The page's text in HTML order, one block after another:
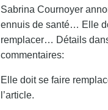
Sabrina Cournoyer
ennuis de santé… Elle
remplacer… Détails
commentaires:
Elle doit se faire
l’article.